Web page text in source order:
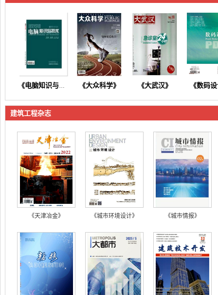
《电脑知识与技术》 《大众科学》 《大武汉》 《数码
《东方养生》 《今日财富》 《今日健康》 《商
建筑工程杂志
《天津冶金》 《城市环境设计》 《城市情报》